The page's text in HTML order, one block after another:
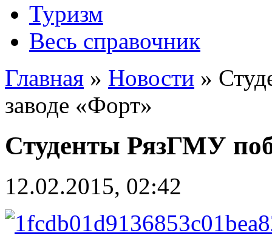
Туризм
Весь справочник
Главная » Новости »
заводе «Форт»
Студенты РязГМУ
12.02.2015, 02:42